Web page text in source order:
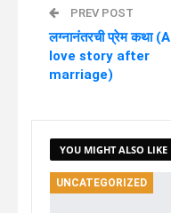
PREV POST
लग्नानंतरची प्रेम कथा (A
love story after
marriage)
YOU MIGHT ALSO LIKE
UNCATEGORIZED